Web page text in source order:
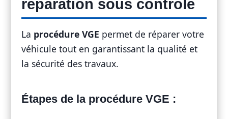
réparation sous contrôle
La procédure VGE permet de réparer votre
véhicule tout en garantissant la qualité et
la sécurité des travaux.
Étapes de la procédure VGE :